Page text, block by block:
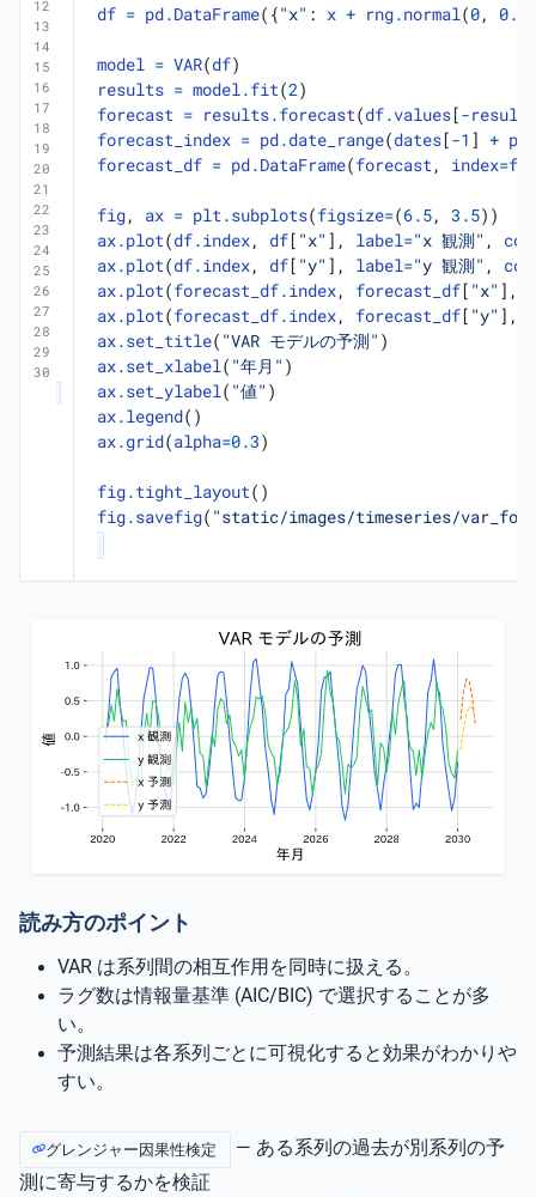
df = pd.DataFrame({"x" : x + rng.normal(0, 0.1
model = VAR(df)
results = model.fit(2)
forecast = results.forecast(df.values[-
forecast_index = pd.date_range(dates[-1 ] + pd
forecast_df = pd.DataFrame(forecast, index=
fig, ax = plt.subplots(figsize=(6.5, 3.5))
ax.plot(df.index, df[ "x" ], label="x 観測" ,
ax.plot(df.index, df[ "y" ], label="y 観測" ,
ax.plot(forecast_df.index, forecast_df[ "x" ],
ax.plot(forecast_df.index, forecast_df[ "y" ],
ax.set_title( "VAR モデルの予測" )
ax.set_xlabel( "年月" )
ax.set_ylabel( "値" )
ax.legend()
ax.grid(alpha=0.3)
fig.tight_layout()
fig.savefig( "static/images/timeseries/
読み方のポイント
VAR は系列間の相互作用を同時に扱える。
ラグ数は情報量基準 (AIC/BIC) で選択することが多
い。
予測結果は各系列ごとに可視化すると効果がわかりや
すい。
グレンジャー因果性検定
— ある系列の過去が別系列の予
測に寄与するかを検証